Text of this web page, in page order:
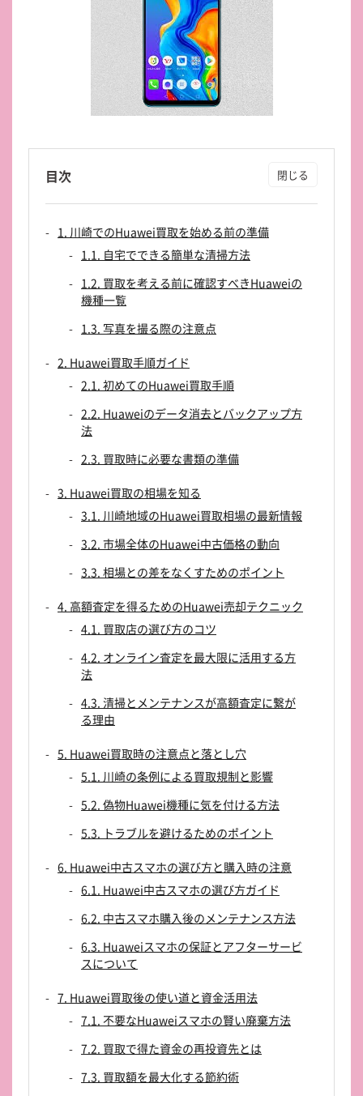
目次
1. 川崎でのHuawei買取を始める前の準備
1.1. 自宅でできる簡単な清掃方法
1.2. 買取を考える前に確認すべきHuaweiの
機種一覧
1.3. 写真を撮る際の注意点
2. Huawei買取手順ガイド
2.1. 初めてのHuawei買取手順
2.2. Huaweiのデータ消去とバックアップ方
法
2.3. 買取時に必要な書類の準備
3. Huawei買取の相場を知る
3.1. 川崎地域のHuawei買取相場の最新情報
3.2. 市場全体のHuawei中古価格の動向
3.3. 相場との差をなくすためのポイント
4. 高額査定を得るためのHuawei売却テクニック
4.1. 買取店の選び方のコツ
4.2. オンライン査定を最大限に活用する方
法
4.3. 清掃とメンテナンスが高額査定に繋が
る理由
5. Huawei買取時の注意点と落とし穴
5.1. 川崎の条例による買取規制と影響
5.2. 偽物Huawei機種に気を付ける方法
5.3. トラブルを避けるためのポイント
6. Huawei中古スマホの選び方と購入時の注意
6.1. Huawei中古スマホの選び方ガイド
6.2. 中古スマホ購入後のメンテナンス方法
6.3. Huaweiスマホの保証とアフターサービ
スについて
7. Huawei買取後の使い道と資金活用法
7.1. 不要なHuaweiスマホの賢い廃棄方法
7.2. 買取で得た資金の再投資先とは
7.3. 買取額を最大化する節約術